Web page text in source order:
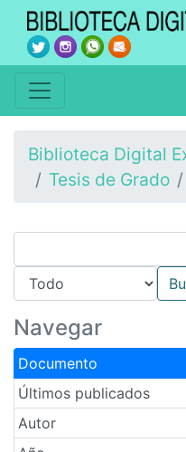
Biblioteca Digital
Tesis de Grado
Navegar
Documento
Últimos publicados
Autor